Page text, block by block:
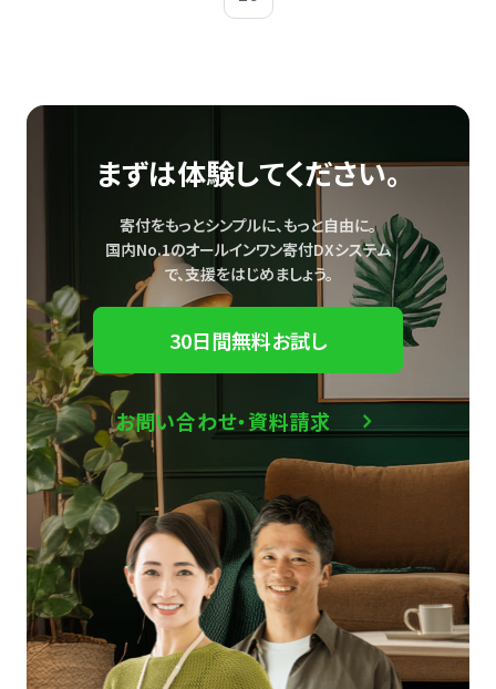
まずは体験してください。
寄付をもっとシンプルに、もっと自由に。
国内No.1のオールインワン寄付DXシステム
で、支援をはじめましょう。
30日間無料お試し
お問い合わせ・資料請求